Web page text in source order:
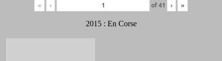
« ‹ of41 › »
2015 : En Corse